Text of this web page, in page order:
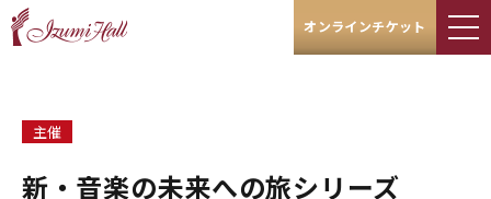
オンラインチケット
主催
新・音楽の未来への旅シリーズ